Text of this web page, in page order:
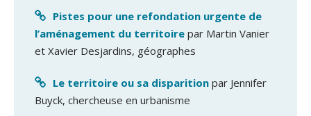
Pistes pour une refondation urgente de
l’aménagement du territoire par Martin Vanier
et Xavier Desjardins, géographes
Le territoire ou sa disparition par Jennifer
Buyck, chercheuse en urbanisme